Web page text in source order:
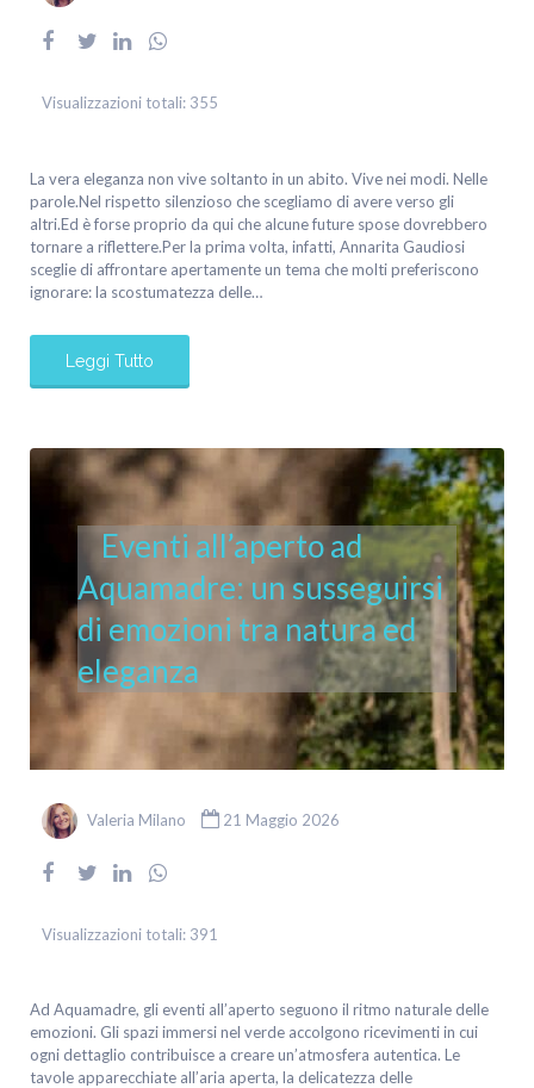
Visualizzazioni totali: 355
La vera eleganza non vive soltanto in un abito. Vive nei modi. Nelle
parole.Nel rispetto silenzioso che scegliamo di avere verso gli
altri.Ed è forse proprio da qui che alcune future spose dovrebbero
tornare a riflettere.Per la prima volta, infatti, Annarita Gaudiosi
sceglie di affrontare apertamente un tema che molti preferiscono
ignorare: la scostumatezza delle…
Leggi Tutto
Eventi all’aperto ad
Aquamadre: un susseguirsi
di emozioni tra natura ed
eleganza
Valeria Milano 21 Maggio 2026
Visualizzazioni totali: 391
Ad Aquamadre, gli eventi all’aperto seguono il ritmo naturale delle
emozioni. Gli spazi immersi nel verde accolgono ricevimenti in cui
ogni dettaglio contribuisce a creare un’atmosfera autentica. Le
tavole apparecchiate all’aria aperta, la delicatezza delle